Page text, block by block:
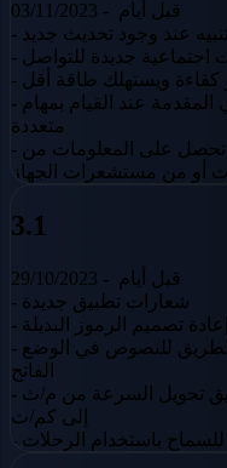
03/11/2023 - قبل أيام
تنبيه عند وجود تحديث جديد
اجتماعية جديدة للتواصل
كفاءة ويستهلك طاقة أقل
- يحافظ على 'ليس سكوتر الخاص بي' في المقدمة عند القيام بمهام
متعددة
- تظهر المقاييس الآن ما إذا كانت تحصل على المعلومات من
أو من مستشعرات الجهاز
3.1
29/10/2023 - قبل أيام
- شعارات تطبيق جديدة
- إعادة تصميم الرموز البديلة
- تم إصلاح مشكلة عدم عرض خريطة الطريق للنصوص في الوضع
الفاتح
- إصلاح 'ليس سكوتر الخاص بي' عن طريق تحويل السرعة من م/ث
إلى كم/ث
باستخدام الرحلات